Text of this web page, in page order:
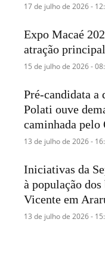
17 de julho de 2026 -
Expo Macaé
atração principal
15 de julho de 2026 -
Pré-candidata a
Polati ouve
caminhada pelo
13 de julho de 2026 -
Iniciativas da
à população
Vicente em
13 de julho de 2026 -